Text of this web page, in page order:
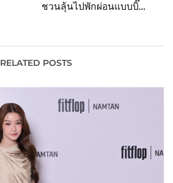
ชวนลุ้นไปพักผ่อนแบบบิ๊กๆ
HOLIDAY
RELATED POSTS